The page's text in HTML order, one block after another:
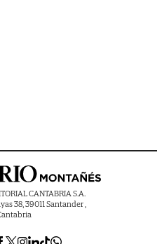
CANTABRIA S.A.
38, 39011 Santander ,